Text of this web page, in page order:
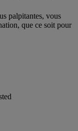
palpitantes, vous
que ce soit pour